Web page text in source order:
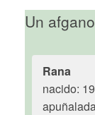
Un
Rana
nacido: